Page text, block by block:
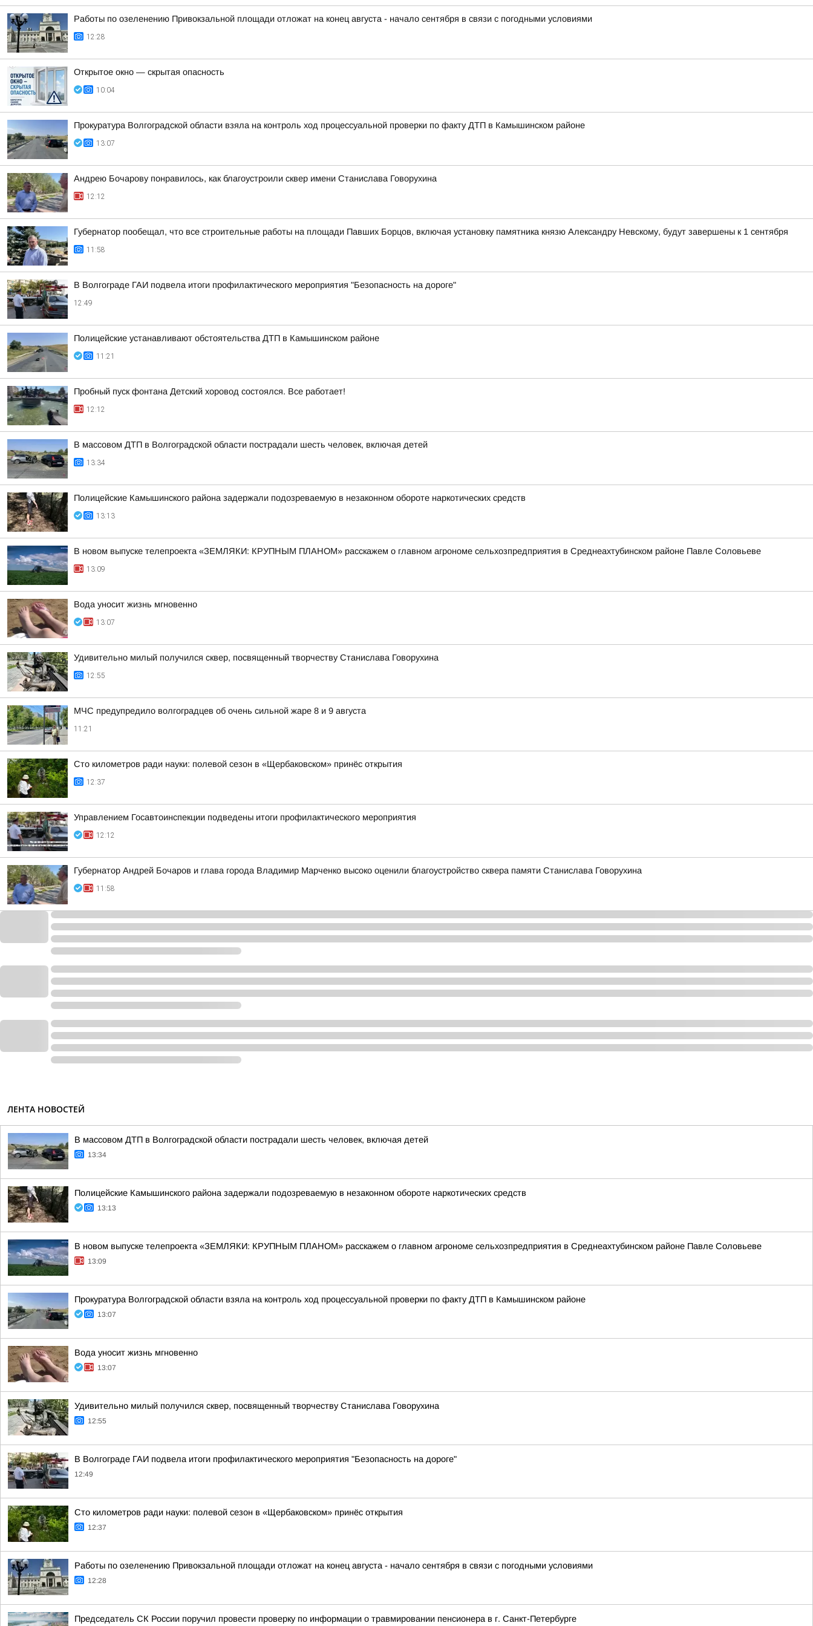
Работы по озеленению Привокзальной площади отложат на конец августа - начало сентября в связи с погодными условиями
12:28
Открытое окно — скрытая опасность
10:04
Прокуратура Волгоградской области взяла на контроль ход процессуальной проверки по факту ДТП в Камышинском районе
13:07
Андрею Бочарову понравилось, как благоустроили сквер имени Станислава Говорухина
12:12
Губернатор пообещал, что все строительные работы на площади Павших Борцов, включая установку памятника князю Александру Невскому, будут завершены к 1 сентября
11:58
В Волгограде ГАИ подвела итоги профилактического мероприятия "Безопасность на дороге"
12:49
Полицейские устанавливают обстоятельства ДТП в Камышинском районе
11:21
Пробный пуск фонтана Детский хоровод состоялся. Все работает!
12:12
В массовом ДТП в Волгоградской области пострадали шесть человек, включая детей
13:34
Полицейские Камышинского района задержали подозреваемую в незаконном обороте наркотических средств
13:13
В новом выпуске телепроекта «ЗЕМЛЯКИ: КРУПНЫМ ПЛАНОМ» расскажем о главном агрономе сельхозпредприятия в Среднеахтубинском районе Павле Соловьеве
13:09
Вода уносит жизнь мгновенно
13:07
Удивительно милый получился сквер, посвященный творчеству Станислава Говорухина
12:55
МЧС предупредило волгоградцев об очень сильной жаре 8 и 9 августа
11:21
Сто километров ради науки: полевой сезон в «Щербаковском» принёс открытия
12:37
Управлением Госавтоинспекции подведены итоги профилактического мероприятия
12:12
Губернатор Андрей Бочаров и глава города Владимир Марченко высоко оценили благоустройство сквера памяти Станислава Говорухина
11:58
ЛЕНТА НОВОСТЕЙ
В массовом ДТП в Волгоградской области пострадали шесть человек, включая детей
13:34
Полицейские Камышинского района задержали подозреваемую в незаконном обороте наркотических средств
13:13
В новом выпуске телепроекта «ЗЕМЛЯКИ: КРУПНЫМ ПЛАНОМ» расскажем о главном агрономе сельхозпредприятия в Среднеахтубинском районе Павле Соловьеве
13:09
Прокуратура Волгоградской области взяла на контроль ход процессуальной проверки по факту ДТП в Камышинском районе
13:07
Вода уносит жизнь мгновенно
13:07
Удивительно милый получился сквер, посвященный творчеству Станислава Говорухина
12:55
В Волгограде ГАИ подвела итоги профилактического мероприятия "Безопасность на дороге"
12:49
Сто километров ради науки: полевой сезон в «Щербаковском» принёс открытия
12:37
Работы по озеленению Привокзальной площади отложат на конец августа - начало сентября в связи с погодными условиями
12:28
Председатель СК России поручил провести проверку по информации о травмировании пенсионера в г. Санкт-Петербурге